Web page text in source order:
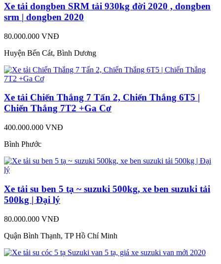
Xe tải dongben SRM tải 930kg đời 2020 , dongben
srm | dongben 2020
80.000.000 VNĐ
Huyện Bến Cát, Bình Dương
Xe tải Chiến Thắng 7 Tấn 2, Chiến Thắng 6T5 |
Chiến Thắng 7T2 +Ga Cơ
400.000.000 VNĐ
Bình Phước
Xe tải su ben 5 tạ ~ suzuki 500kg, xe ben suzuki tải
500kg | Đại lý
80.000.000 VNĐ
Quận Bình Thạnh, TP Hồ Chí Minh